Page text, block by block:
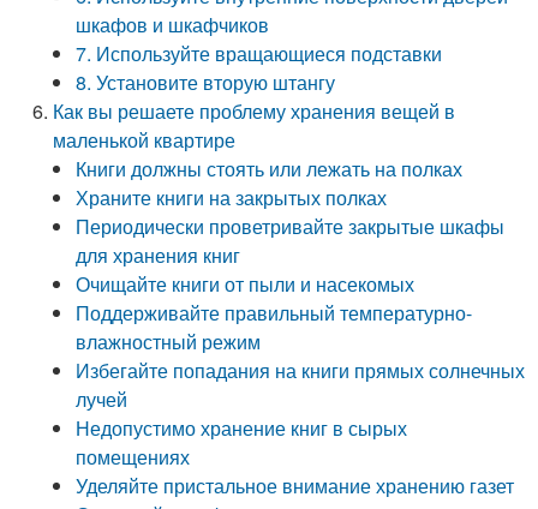
шкафов и шкафчиков
7. Используйте вращающиеся подставки
8. Установите вторую штангу
Как вы решаете проблему хранения вещей в
маленькой квартире
Книги должны стоять или лежать на полках
Храните книги на закрытых полках
Периодически проветривайте закрытые шкафы
для хранения книг
Очищайте книги от пыли и насекомых
Поддерживайте правильный температурно-
влажностный режим
Избегайте попадания на книги прямых солнечных
лучей
Недопустимо хранение книг в сырых
помещениях
Уделяйте пристальное внимание хранению газет